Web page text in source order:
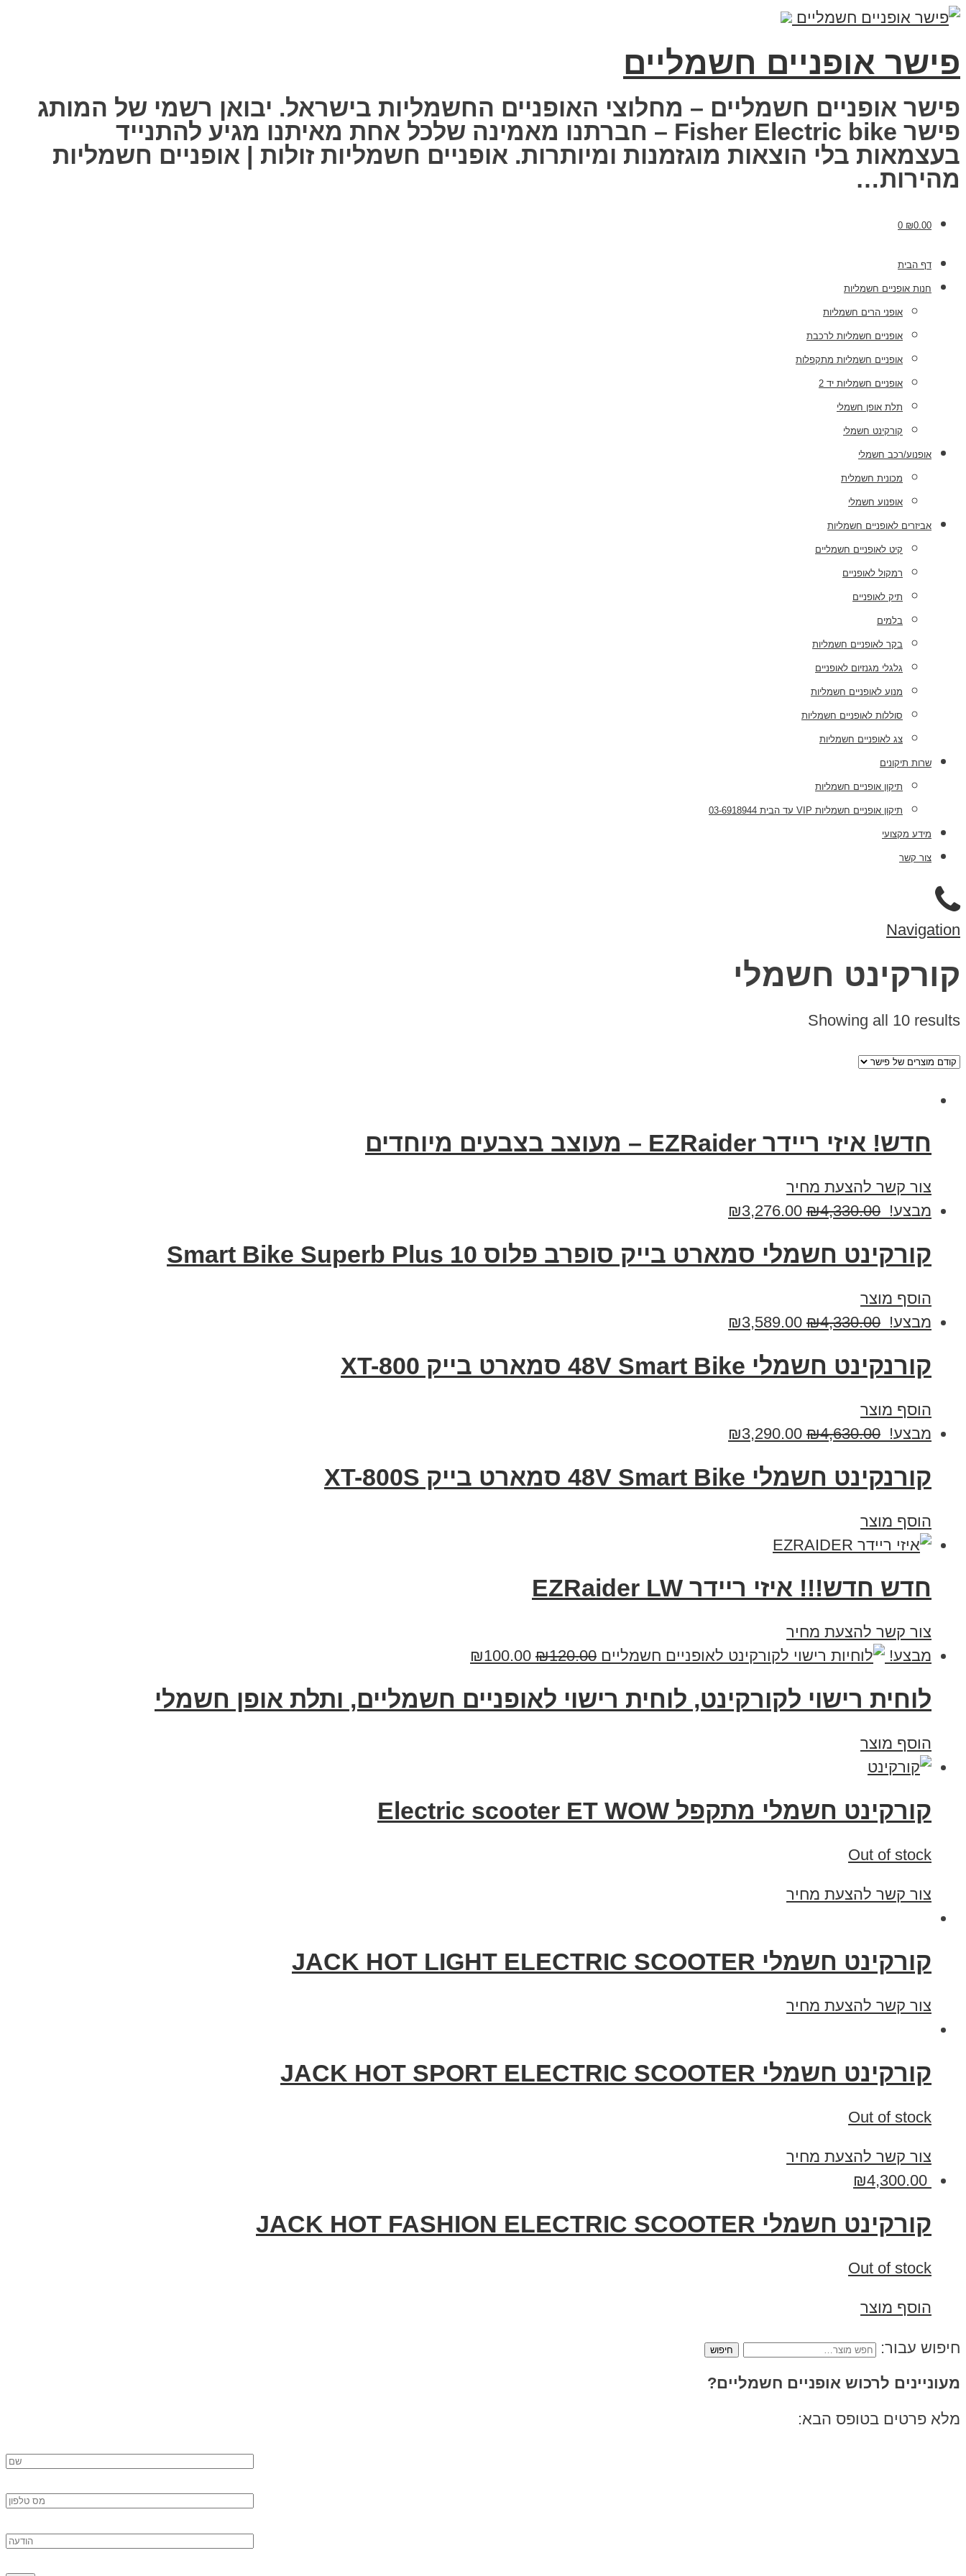
פישר אופניים חשמליים
פישר אופניים חשמליים – מחלוצי האופניים החשמליות בישראל. יבואן רשמי של המותג
פישר Fisher Electric bike – חברתנו מאמינה שלכל אחת מאיתנו מגיע להתנייד
בעצמאות בלי הוצאות מוגזמנות ומיותרות. אופניים חשמליות זולות | אופניים חשמליות
מהירות…
₪0.00
0
דף הבית
חנות אופניים חשמליות
אופני הרים חשמליות
אופניים חשמליות לרכבת
אופניים חשמליות מתקפלות
אופניים חשמליות יד 2
תלת אופן חשמלי
קורקינט חשמלי
אופנוע/רכב חשמלי
מכונית חשמלית
אופנוע חשמלי
אביזרים לאופניים חשמליות
קיט לאופניים חשמליים
רמקול לאופניים
תיק לאופניים
בלמים
בקר לאופניים חשמליות
גלגלי מגנזיום לאופניים
מנוע לאופניים חשמליות
סוללות לאופניים חשמליות
צג לאופניים חשמליות
שרות תיקונים
תיקון אופניים חשמליות
תיקון אופניים חשמליות VIP עד הבית 03-6918944
מידע מקצועי
צור קשר
Navigation
קורקינט חשמלי
Showing all 10 results
חדש! איזי ריידר EZRaider – מעוצב בצבעים מיוחדים
צור קשר להצעת מחיר
מבצע!
₪4,330.00
₪3,276.00
קורקינט חשמלי סמארט בייק סופרב פלוס 10 Smart Bike Superb Plus
הוסף מוצר
מבצע!
₪4,330.00
₪3,589.00
קורנקינט חשמלי 48V Smart Bike סמארט בייק XT-800
הוסף מוצר
מבצע!
₪4,630.00
₪3,290.00
קורנקינט חשמלי 48V Smart Bike סמארט בייק XT-800S
הוסף מוצר
חדש חדש!!! איזי ריידר EZRaider LW
צור קשר להצעת מחיר
מבצע!
₪120.00
₪100.00
לוחית רישוי לקורקינט, לוחית רישוי לאופניים חשמליים, ותלת אופן חשמלי
הוסף מוצר
קורקינט חשמלי מתקפל Electric scooter ET WOW
Out of stock
צור קשר להצעת מחיר
קורקינט חשמלי JACK HOT LIGHT ELECTRIC SCOOTER
צור קשר להצעת מחיר
קורקינט חשמלי JACK HOT SPORT ELECTRIC SCOOTER
Out of stock
צור קשר להצעת מחיר
₪4,300.00
קורקינט חשמלי JACK HOT FASHION ELECTRIC SCOOTER
Out of stock
הוסף מוצר
חיפוש עבור:
מעוניינים לרכוש אופניים חשמליים?
מלא פרטים בטופס הבא: